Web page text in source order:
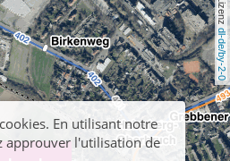
dl-de/by-2-0
En utilisant notre
approuver l'utilisation de